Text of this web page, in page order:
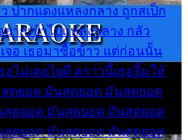
ปากแดงแหลงกลาง ถูกสเป็ก
ากเข้าไปแหลงกลาง กลัว
จอ เธอมาซื้อข้าว แต่ก่อนนั้น
อไม่เคยไยดี คราวนี้เธอยิ้มให้
สุดยอด มันสุดยอด มันสุดยอด
ดยอด มันสุดยอด มันสุดยอด
ดยอด มันสุดยอด มันสุดยอด